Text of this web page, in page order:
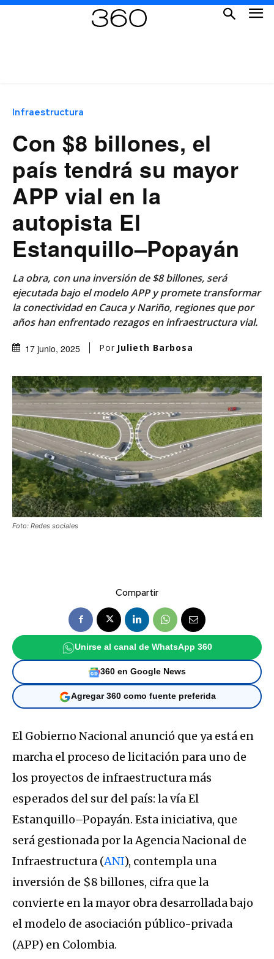
Infraestructura
Con $8 billones, el
país tendrá su mayor
APP vial en la
autopista El
Estanquillo–Popayán
La obra, con una inversión de $8 billones, será
ejecutada bajo el modelo APP y promete transformar
la conectividad en Cauca y Nariño, regiones que por
años han enfrentado rezagos en infraestructura vial.
17 junio, 2025 Por Julieth Barbosa
Foto: Redes sociales
Compartir
Unirse al canal de WhatsApp 360
360 en Google News
Agregar 360 como fuente preferida
El Gobierno Nacional anunció que ya está en
marcha el proceso de licitación para uno de
los proyectos de infraestructura más
esperados del sur del país: la vía El
Estanquillo–Popayán. Esta iniciativa, que
será gestionada por la Agencia Nacional de
Infraestructura (ANI), contempla una
inversión de $8 billones, cifra que la
convierte en la mayor obra desarrollada bajo
el modelo de asociación público-privada
(APP) en Colombia.